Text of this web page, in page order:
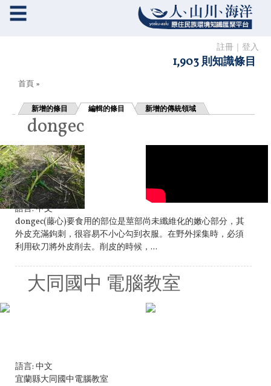
註冊 登入
1,903 則知識條目
☰
您在這裡
首頁 »
新增的條目 編輯的條目 新增的傳統領域
dongec
語言:中文
dongec(藤心)要食用的部位是莖部尚未纖維化的嫩心部分，其
外皮充滿鉤刺，很容易不小心勾到衣服。在野外採集時，必須
利用砍刀將外皮削去。削皮的時候，...
大同國中 電腦教室
語言: 中文
宜蘭縣大同國中電腦教室